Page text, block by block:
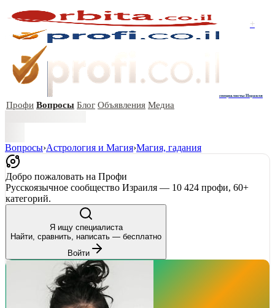
+
специалисты Израиля
Профи Вопросы Блог Объявления Медиа
Вопросы›Астрология и Магия›Магия, гадания
Добро пожаловать на Профи
Русскоязычное сообщество Израиля — 10 424 профи, 60+
категорий.
Я ищу специалиста
Найти, сравнить, написать — бесплатно
Войти